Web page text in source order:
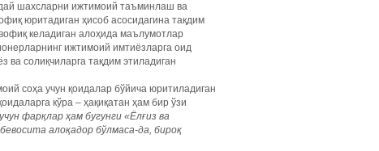
шахсларни ижтимоий таъминлаш ва
юритадиган ҳисоб асосидагина тақдим
келадиган алоҳида маълумотлар
ижтимоий имтиёзларга оид
ва солиқчиларга тақдим этиладиган
соҳа учун қоидалар бўйича юритиладиган
кўра – ҳақиқатан ҳам бир ўзи
фарқлар ҳам бугунги «Ёлғиз ва
алоқадор бўлмаса-да, бироқ